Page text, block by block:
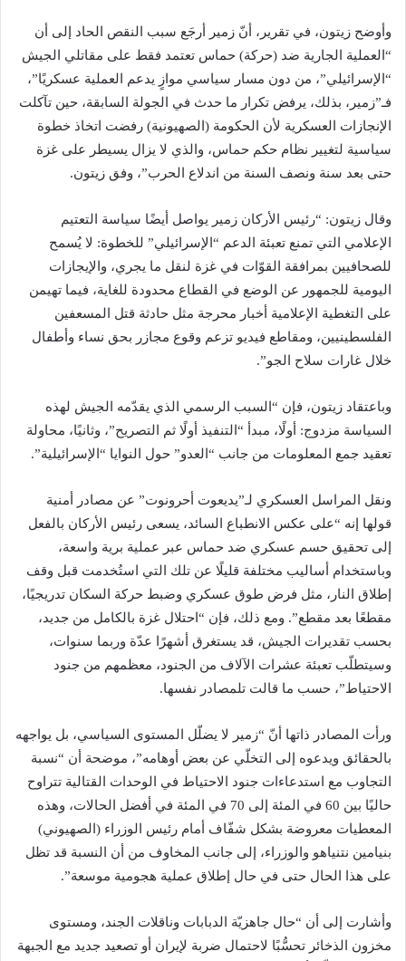
وأوضح زيتون، في تقرير، أنّ زمير أرجَع سبب النقص الحاد إلى أن
“العملية الجارية ضد (حركة) حماس تعتمد فقط على مقاتلي الجيش
“الإسرائيلي”، من دون مسار سياسي موازٍ يدعم العملية عسكريًا”،
فـ”زمير، بذلك، يرفض تكرار ما حدث في الجولة السابقة، حين تآكلت
الإنجازات العسكرية لأن الحكومة (الصهيونية) رفضت اتخاذ خطوة
سياسية لتغيير نظام حكم حماس، والذي لا يزال يسيطر على غزة
حتى بعد سنة ونصف السنة من اندلاع الحرب”، وفق زيتون.
وقال زيتون: “رئيس الأركان زمير يواصل أيضًا سياسة التعتيم
الإعلامي التي تمنع تعبئة الدعم “الإسرائيلي” للخطوة: لا يُسمح
للصحافيين بمرافقة القوّات في غزة لنقل ما يجري، والإيجازات
اليومية للجمهور عن الوضع في القطاع محدودة للغاية، فيما تهيمن
على التغطية الإعلامية أخبار محرجة مثل حادثة قتل المسعفين
الفلسطينيين، ومقاطع فيديو تزعم وقوع مجازر بحق نساء وأطفال
خلال غارات سلاح الجو”.
وباعتقاد زيتون، فإن “السبب الرسمي الذي يقدّمه الجيش لهذه
السياسة مزدوج: أولًا، مبدأ “التنفيذ أولًا ثم التصريح”، وثانيًا، محاولة
تعقيد جمع المعلومات من جانب “العدو” حول النوايا “الإسرائيلية”.
ونقل المراسل العسكري لـ”يديعوت أحرونوت” عن مصادر أمنية
قولها إنه “على عكس الانطباع السائد، يسعى رئيس الأركان بالفعل
إلى تحقيق حسم عسكري ضد حماس عبر عملية برية واسعة،
وباستخدام أساليب مختلفة قليلًا عن تلك التي استُخدمت قبل وقف
إطلاق النار، مثل فرض طوق عسكري وضبط حركة السكان تدريجيًا،
مقطعًا بعد مقطع”. ومع ذلك، فإن “احتلال غزة بالكامل من جديد،
بحسب تقديرات الجيش، قد يستغرق أشهرًا عدّة وربما سنوات،
وسيتطلّب تعبئة عشرات الآلاف من الجنود، معظمهم من جنود
الاحتياط”، حسب ما قالت تلمصادر نفسها.
ورأت المصادر ذاتها أنّ “زمير لا يضلّل المستوى السياسي، بل يواجهه
بالحقائق ويدعوه إلى التخلّي عن بعض أوهامه”، موضحة أن “نسبة
التجاوب مع استدعاءات جنود الاحتياط في الوحدات القتالية تتراوح
حاليًا بين 60 في المئة إلى 70 في المئة في أفضل الحالات، وهذه
المعطيات معروضة بشكل شفّاف أمام رئيس الوزراء (الصهيوني)
بنيامين نتنياهو والوزراء، إلى جانب المخاوف من أن النسبة قد تظل
على هذا الحال حتى في حال إطلاق عملية هجومية موسعة”.
وأشارت إلى أن “حال جاهزيّة الدبابات وناقلات الجند، ومستوى
مخزون الذخائر تحسُّبًا لاحتمال ضربة لإيران أو تصعيد جديد مع الجبهة